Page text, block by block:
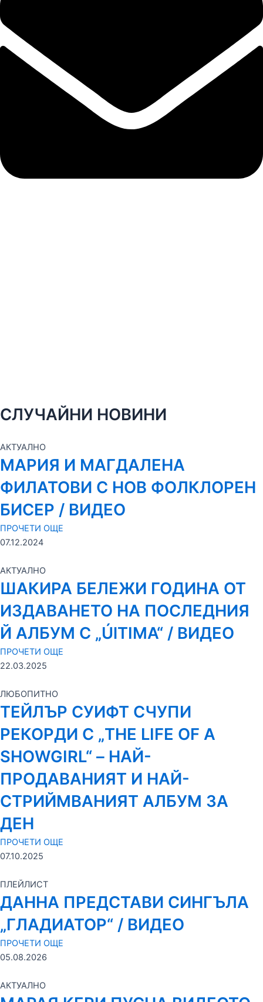
СЛУЧАЙНИ НОВИНИ
АКТУАЛНО
МАРИЯ И МАГДАЛЕНА
ФИЛАТОВИ С НОВ ФОЛКЛОРЕН
БИСЕР / ВИДЕО
ПРОЧЕТИ ОЩЕ
07.12.2024
АКТУАЛНО
ШАКИРА БЕЛЕЖИ ГОДИНА ОТ
ИЗДАВАНЕТО НА ПОСЛЕДНИЯ
Й АЛБУМ С „ÚlTIMA“ / ВИДЕО
ПРОЧЕТИ ОЩЕ
22.03.2025
ЛЮБОПИТНО
ТЕЙЛЪР СУИФТ СЧУПИ
РЕКОРДИ С „THE LIFE OF A
SHOWGIRL“ – НАЙ-
ПРОДАВАНИЯТ И НАЙ-
СТРИЙМВАНИЯТ АЛБУМ ЗА
ДЕН
ПРОЧЕТИ ОЩЕ
07.10.2025
ПЛЕЙЛИСТ
ДАННА ПРЕДСТАВИ СИНГЪЛА
„ГЛАДИАТОР“ / ВИДЕО
ПРОЧЕТИ ОЩЕ
05.08.2026
АКТУАЛНО